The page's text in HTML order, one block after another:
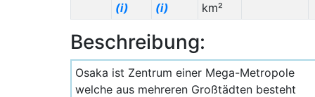
(i)
(i)
km²
Beschreibung:
Osaka ist Zentrum einer Mega-Metropole
welche aus mehreren Großtädten besteht